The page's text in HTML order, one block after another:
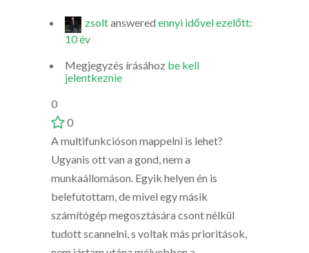
zsoltanswered ennyi idővel ezelőtt:
10 év
Megjegyzés írásához be kell
jelentkeznie
0
0
A multifunkcióson mappelni is lehet?
Ugyanis ott van a gond, nem a
munkaállomáson. Egyik helyen én is
belefutottam, de mivel egy másik
számítógép megosztására csont nélkül
tudott scannelni, s voltak más prioritások,